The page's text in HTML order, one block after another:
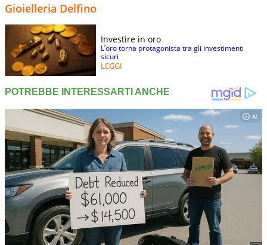
Gioielleria Delfino
Investire in oro
L’oro torna protagonista tra gli investimenti
sicuri
LEGGI